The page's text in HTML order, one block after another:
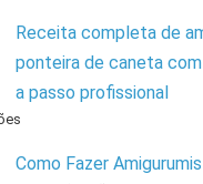
Receita completa de
ponteira de caneta
a passo profissional
Como Fazer